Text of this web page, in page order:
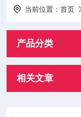
当前位置：首页
产品分类
相关文章